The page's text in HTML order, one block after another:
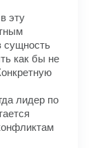
эту
сущность
как бы не
лидер по